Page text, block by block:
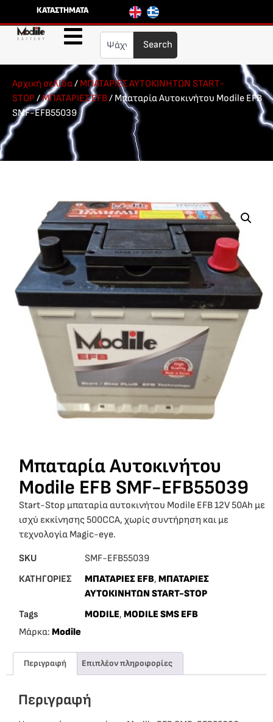
ΚΑΤΑΣΤΗΜΑΤΑ
Search
Αρχική σελίδα/ ΜΠΑΤΑΡΙΕΣ ΑΥΤΟΚΙΝΗΤΩΝ START-
STOP /ΜΠΑΤΑΡΙΕΣ EFB/ Μπαταρία Αυτοκινήτου Modile EFB
SMF-EFB55039
Μπαταρία Αυτοκινήτου
Modile EFB SMF-EFB55039
Start-Stop μπαταρία αυτοκινήτου Modile EFB 12V 50Ah με
ισχύ εκκίνησης 500CCA, χωρίς συντήρηση και με
τεχνολογία Magic-eye.
SKU
SMF-EFB55039
ΚΑΤΗΓΟΡΙΕΣ
ΜΠΑΤΑΡΙΕΣ EFB, ΜΠΑΤΑΡΙΕΣ
ΑΥΤΟΚΙΝΗΤΩΝ START-STOP
Tags
MODILE, MODILE SMS EFB
Μάρκα: Modile
Περιγραφή Επιπλέον πληροφορίες
Περιγραφή